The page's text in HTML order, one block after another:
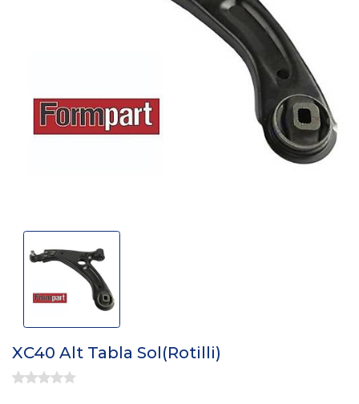
XC40 Alt Tabla Sol(Rotilli)